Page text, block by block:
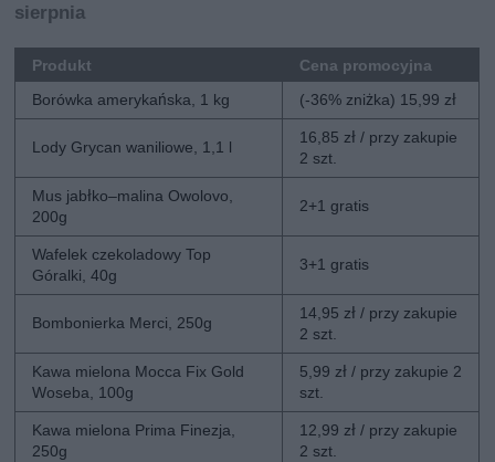
sierpnia
Produkt
Cena promocyjna
Borówka amerykańska, 1 kg
(-36% zniżka) 15,99 zł
Lody Grycan waniliowe, 1,1 l
16,85 zł / przy zakupie
2 szt.
Mus jabłko–malina Owolovo,
200g
2+1 gratis
Wafelek czekoladowy Top
Góralki, 40g
3+1 gratis
Bombonierka Merci, 250g
14,95 zł / przy zakupie
2 szt.
Kawa mielona Mocca Fix Gold
Woseba, 100g
5,99 zł / przy zakupie 2
szt.
Kawa mielona Prima Finezja,
250g
12,99 zł / przy zakupie
2 szt.